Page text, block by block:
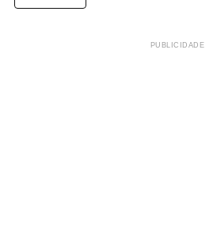
PUBLICIDADE